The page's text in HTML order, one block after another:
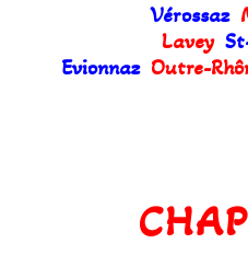
Vérossaz
Lavey
Evionnaz Outre-